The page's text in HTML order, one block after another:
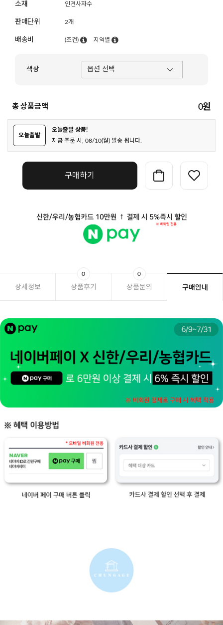
소재 인견사자수
판매단위 2개
배송비 (조건) 지역별
색상
총 상품금액 0원
오늘출발
오늘출발 상품!
지금 주문 시, 08/10(월) 발송 됩니다.
구매하기
상세정보 상품후기
0
상품문의
0
구매안내